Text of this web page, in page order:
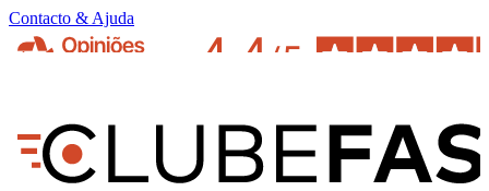
Contacto & Ajuda